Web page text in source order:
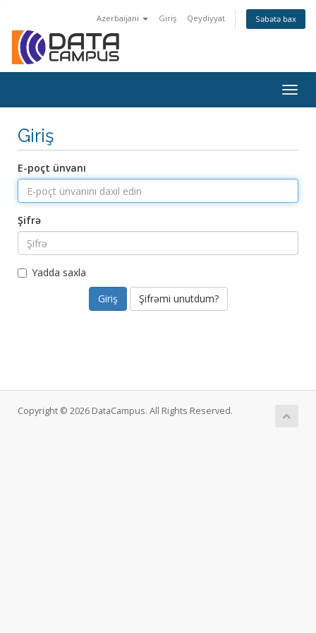
Azerbaijani Giriş Qeydiyyat Səbətə bax
Giriş
E-poçt ünvanı
Şifrə
Yadda saxla
Şifrəmi unutdum?
Copyright © 2026 DataCampus. All Rights Reserved.